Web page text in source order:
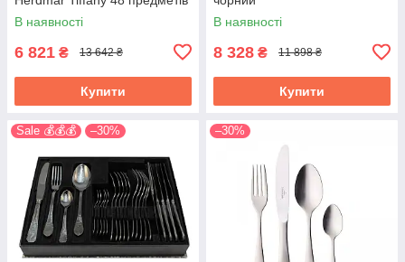
В наявності
6 821 ₴ 13 642 ₴
Купити
В наявності
8 328 ₴ 11 898 ₴
Купити
Sale 💰💰💰 –30% –30%